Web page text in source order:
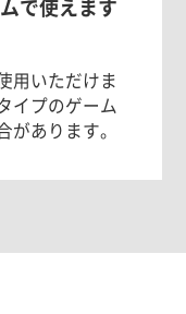
で使えます
用いただけま
イプのゲーム
あります。